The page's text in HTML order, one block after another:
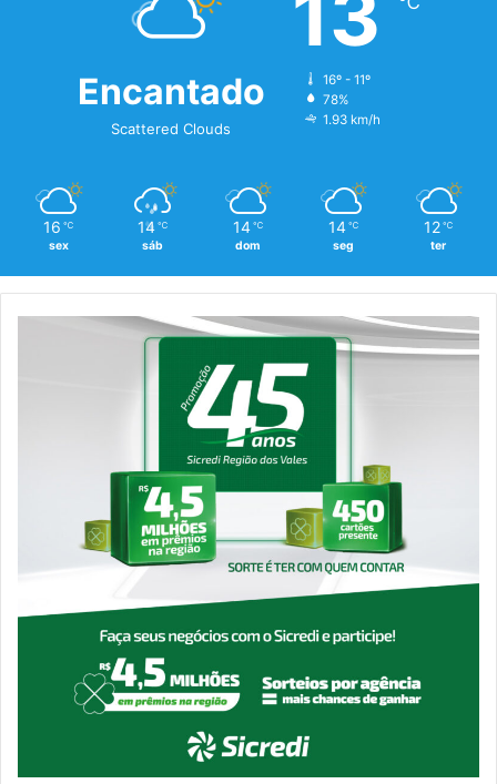
Encantado
Scattered Clouds
16º - 11º
78%
1.93 km/h
16 ℃
sex
14 ℃
sáb
14 ℃
dom
14 ℃
seg
12 ℃
ter